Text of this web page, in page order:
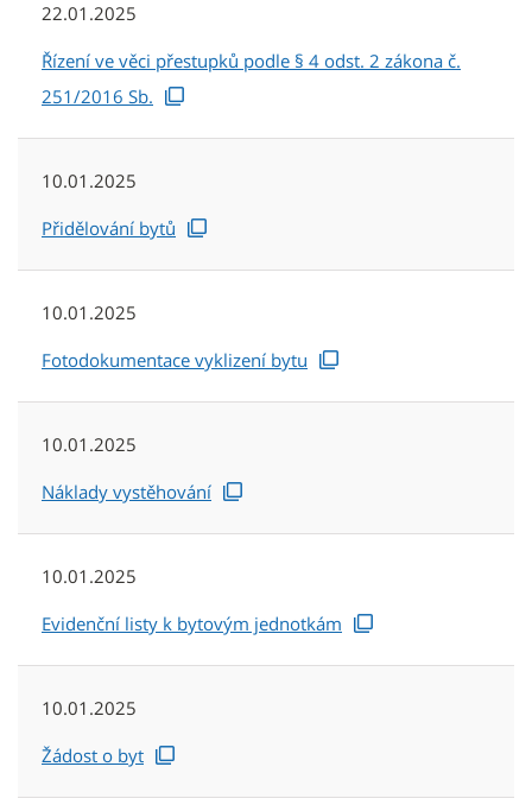
22.01.2025
Řízení ve věci přestupků podle § 4 odst. 2 zákona č.
251/2016 Sb.
10.01.2025
Přidělování bytů
10.01.2025
Fotodokumentace vyklizení bytu
10.01.2025
Náklady vystěhování
10.01.2025
Evidenční listy k bytovým jednotkám
10.01.2025
Žádost o byt